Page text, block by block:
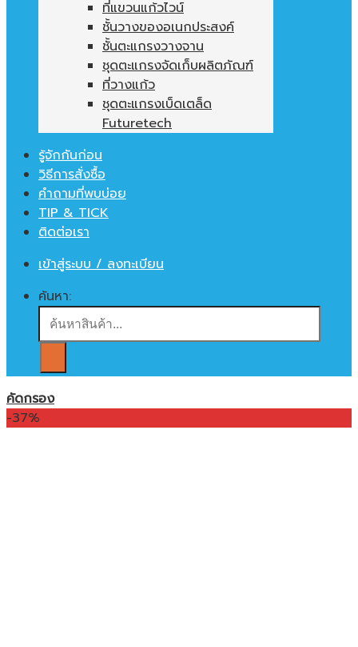
ที่แขวนแก้วไวน์
ชั้นวางของอเนกประสงค์
ชั้นตะแกรงวางจาน
ชุดตะแกรงจัดเก็บผลิตภัณฑ์
ที่วางแก้ว
ชุดตะแกรงเบ็ดเตล็ด
Futuretech
รู้จักกันก่อน
วิธีการสั่งซื้อ
คำถามที่พบบ่อย
TIP & TICK
ติดต่อเรา
เข้าสู่ระบบ / ลงทะเบียน
ค้นหา:
คัดกรอง
-37%